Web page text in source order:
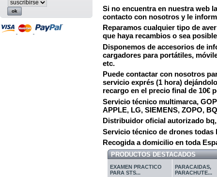
Si no encuentra en nuestra web
contacto con nosotros y le
Reparamos cualquier tipo de
que haya recambios o sea
Disponemos de accesorios de
cargadores para portátiles,
etc.
Puede contactar con nosotros
servicio exprés (1 hora)
recargo en el precio final de 10€
Servicio técnico multimarca,
APPLE, LG, SIEMENS, ZOPO,
Distribuidor oficial autorizado
Servicio técnico de drones todas
Recogida a domicilio en toda
PRODUCTOS DESTACADOS
EXAMEN PRACTICO
PARA STS...
PARACAIDAS,
PARACHUTE...